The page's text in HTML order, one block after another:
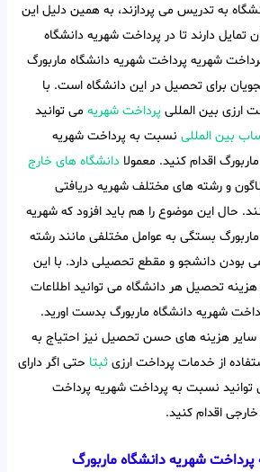
به تدریس می پردازند، به همین دلیل این
تمایل دارند تا در پرداخت شهریه دانشگاه
شهریه پرداخت شهریه دانشگاه ماربورگ
برای تحصیل در این دانشگاه است. با
ارزی بین المللی پرداخت شهریه می توانید
بین المللی نسبت به پرداخت شهریه
اقدام کنید. معمولا دانشگاه های خارج
و رشته های مختلف شهریه دریافتی
حال این موضوع را هم باید افزود که شهریه
بستگی به عوامل مختلفی مانند رشته
بودن دانشجو و مقطع تحصیلی دارد. با این
تحصیل هر دانشگاه می توانید اطلاعات
شهریه دانشگاه ماربورگ بدست اورید.
سایر هزینه های حسن تحصیل نیز احتیاج به
از خدمات پرداخت ارزی ثبتا حتی اگر دارای
نسبت به پرداخت شهریه پرداخت
اقدام کنید.
شهریه دانشگاه ماربورگ